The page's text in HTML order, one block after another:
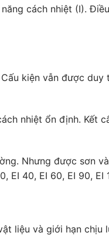
cách nhiệt (I).
kiện vẫn được
nhiệt ổn định. Kết
Nhưng được sơn
EI 40, EI 60, EI 90, EI
liệu và giới hạn chịu